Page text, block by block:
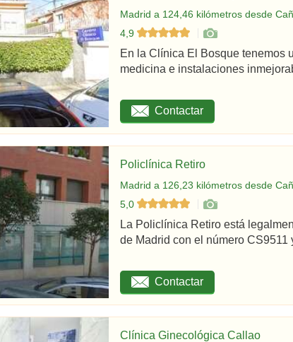
Madrid a 124,46 kilómetros desde
4,9
En la Clínica El Bosque tenemos
medicina e instalaciones
Contactar
Policlínica Retiro
Madrid a 126,23 kilómetros desde
5,0
La Policlínica Retiro está
de Madrid con el número
Contactar
Clínica Ginecológica Callao